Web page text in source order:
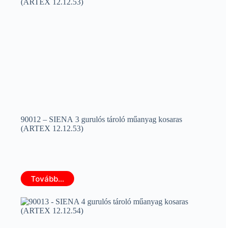
90012 – SIENA 3 gurulós tároló műanyag kosaras
(ARTEX 12.12.53)
Tovább...